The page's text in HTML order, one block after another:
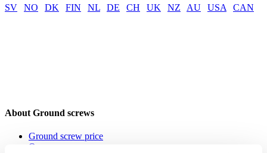
SV NO DK FIN NL DE CH UK NZ AU USA CAN
About Ground screws
Ground screw price
Our screws